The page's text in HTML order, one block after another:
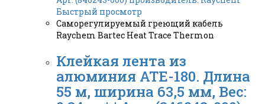
Быстрый просмотр
Саморегулируемый греющий кабель
Raychem Bartec Heat Trace Thermon
Клейкая лента из
алюминия ATE-180. Длина
55 м, ширина 63,5 мм, Вес: